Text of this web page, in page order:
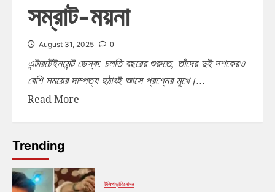
সম্রাট-ময়না
August 31, 2025 0
এন্টারটেইনমেন্ট ডেস্ক: চলতি বছরের শুরুতে, তাঁদের দুই দশকেরও
বেশি সময়ের দাম্পত্য হঠাৎই আসে প্রশ্নের মুখে।...
Read More
Trending
টলিপাড়াবিনোদন